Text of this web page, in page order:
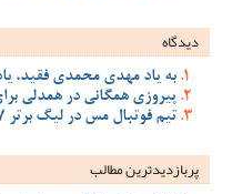
دیدگاه
به یاد مهدی محمدی فقید،
پیروزی همگانی در همدلی
تیم فوتبال مس در لیگ برتر 87_1386، با خاطرات مس
پربازدیدترین‌ مطالب